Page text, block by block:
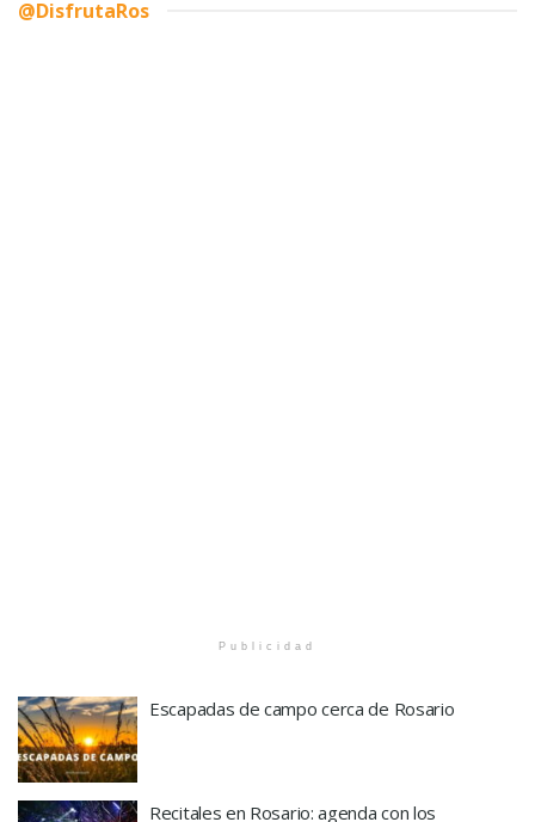
@DisfrutaRos
Publicidad
Escapadas de campo cerca de Rosario
Recitales en Rosario: agenda con los